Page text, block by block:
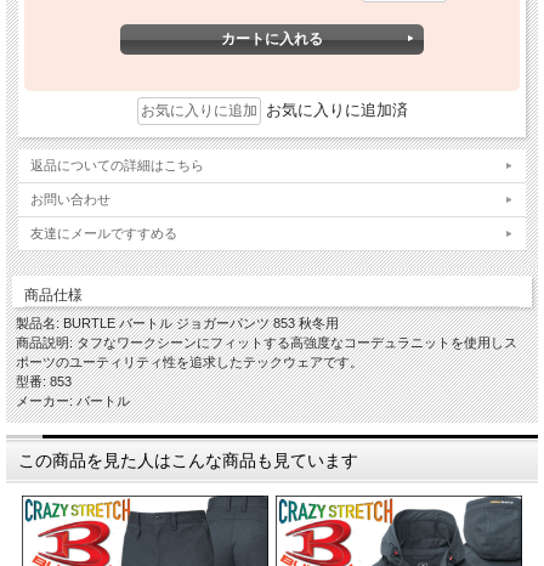
お気に入りに追加済
返品についての詳細はこちら
お問い合わせ
友達にメールですすめる
商品仕様
製品名: BURTLE バートル ジョガーパンツ 853 秋冬用
商品説明: タフなワークシーンにフィットする高強度なコーデュラニットを使用しス
ポーツのユーティリティ性を追求したテックウェアです。
型番: 853
メーカー: バートル
この商品を見た人はこんな商品も見ています